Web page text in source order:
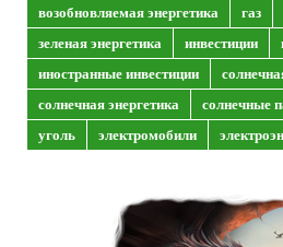
возобновляемая энергетика
газ
зеленая энергетика
инвестиции
иностранные инвестиции
солнечная энергетика
солнечные
уголь
электромобили